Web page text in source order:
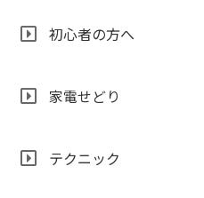
初心者の方へ
家電せどり
テクニック